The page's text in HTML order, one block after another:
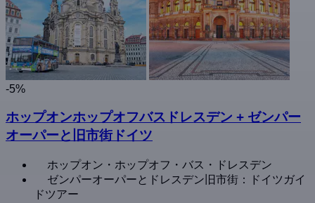
-5%
ホップオンホップオフバスドレスデン + ゼンパー
オーパーと旧市街ドイツ
ホップオン・ホップオフ・バス・ドレスデン
ゼンパーオーパーとドレスデン旧市街：ドイツガイ
ドツアー